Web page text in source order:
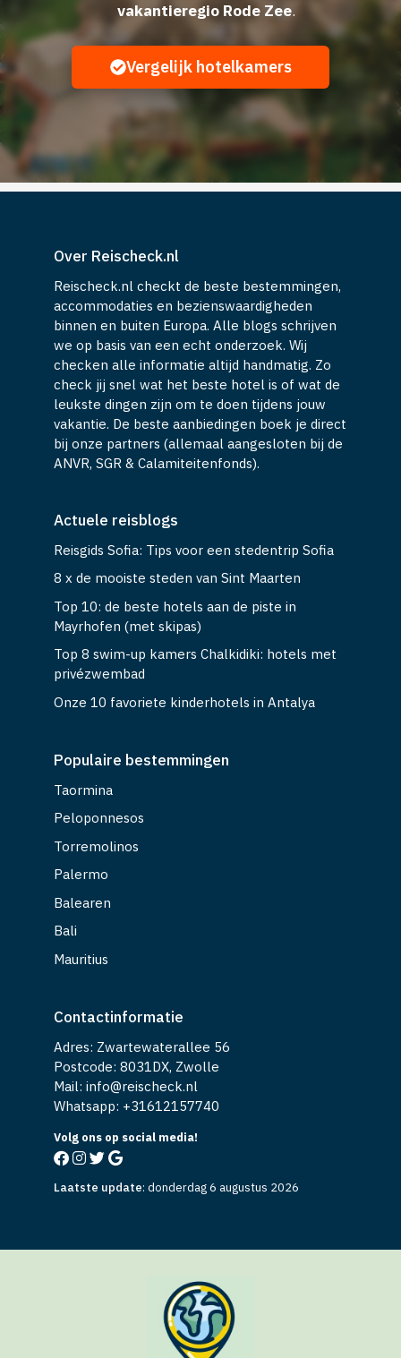
vakantieregio Rode Zee.
Vergelijk hotelkamers
Over Reischeck.nl
Reischeck.nl checkt de beste bestemmingen,
accommodaties en bezienswaardigheden
binnen en buiten Europa. Alle blogs schrijven
we op basis van een echt onderzoek. Wij
checken alle informatie altijd handmatig. Zo
check jij snel wat het beste hotel is of wat de
leukste dingen zijn om te doen tijdens jouw
vakantie. De beste aanbiedingen boek je direct
bij onze partners (allemaal aangesloten bij de
ANVR, SGR & Calamiteitenfonds).
Actuele reisblogs
Reisgids Sofia: Tips voor een stedentrip Sofia
8 x de mooiste steden van Sint Maarten
Top 10: de beste hotels aan de piste in
Mayrhofen (met skipas)
Top 8 swim-up kamers Chalkidiki: hotels met
privézwembad
Onze 10 favoriete kinderhotels in Antalya
Populaire bestemmingen
Taormina
Peloponnesos
Torremolinos
Palermo
Balearen
Bali
Mauritius
Contactinformatie
Adres: Zwartewaterallee 56
Postcode: 8031DX, Zwolle
Mail: info@reischeck.nl
Whatsapp: +31612157740
Volg ons op social media!
Laatste update: donderdag 6 augustus 2026